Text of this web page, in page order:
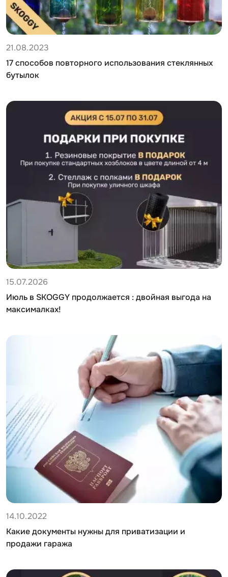
21.08.2023
17 способов повторного использования стеклянных
бутылок
15.07.2026
Июль в SKOGGY продолжается : двойная выгода на
максималках!
14.10.2022
Какие документы нужны для приватизации и
продажи гаража